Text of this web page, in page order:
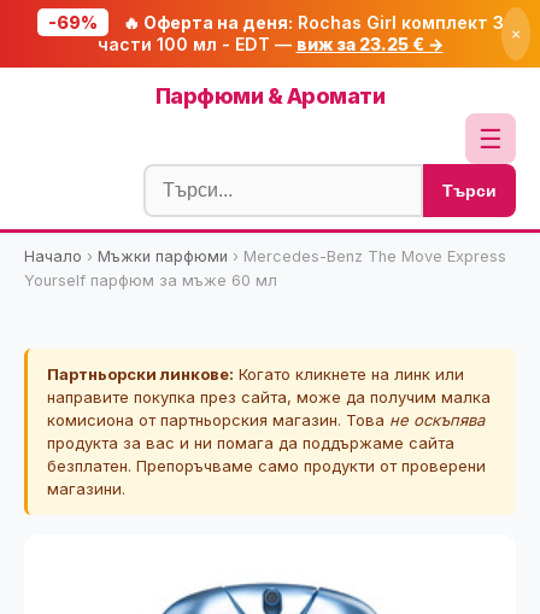
-69% 🔥 Оферта на деня: Rochas Girl комплект 3
части 100 мл - EDT — виж за 23.25 € → ×
Парфюми & Аромати
☰
Блог
🧮 Калкулатори
🔍 Намери продукт
🎟️ Купони
Търси
Начало › Мъжки парфюми › Mercedes-Benz The Move Express
Yourself парфюм за мъже 60 мл
Партньорски линкове: Когато кликнете на линк или
направите покупка през сайта, може да получим малка
комисиона от партньорския магазин. Това не оскъпява
продукта за вас и ни помага да поддържаме сайта
безплатен. Препоръчваме само продукти от проверени
магазини.